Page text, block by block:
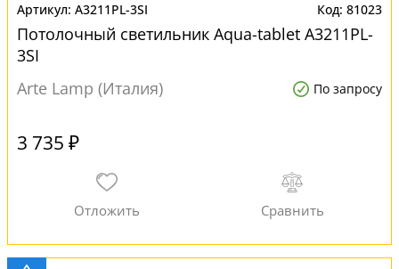
A3211PL-3SI 81023
Потолочный светильник Aqua-tablet A3211PL-
3SI
Arte Lamp (Италия)
По запросу
3 735 ₽